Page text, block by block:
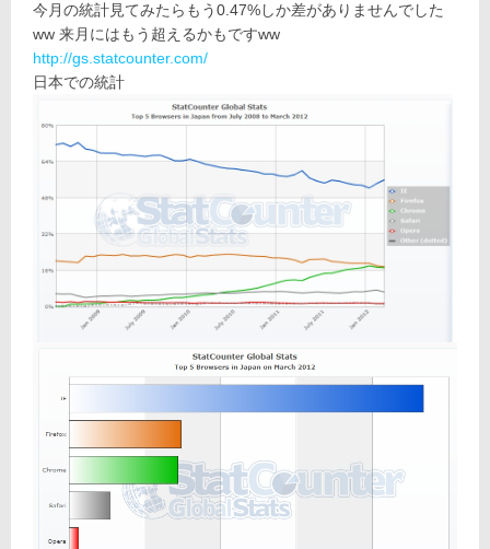
今月の統計見てみたらもう0.47%しか差がありませんでした
ww 来月にはもう超えるかもですww
http://gs.statcounter.com/
日本での統計